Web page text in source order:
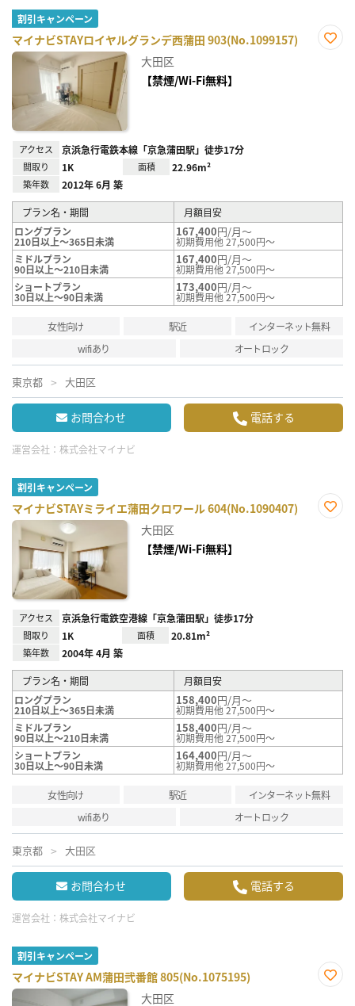
割引キャンペーン
マイナビSTAYロイヤルグランデ西蒲田 903(No.1099157)
大田区
【禁煙/Wi-Fi無料】
アクセス 京浜急行電鉄本線「京急蒲田駅」徒歩17分
間取り 1K 面積 22.96m²
築年数 2012年 6月 築
プラン名・期間
月額目安
ロングプラン
210日以上～365日未満
167,400円/月～
初期費用他 27,500円～
ミドルプラン
90日以上～210日未満
167,400円/月～
初期費用他 27,500円～
ショートプラン
30日以上～90日未満
173,400円/月～
初期費用他 27,500円～
女性向け 駅近
インターネット無料
wifiあり
オートロック
東京都 大田区
お問合わせ 電話する
運営会社： 株式会社マイナビ
割引キャンペーン
マイナビSTAYミライエ蒲田クロワール 604(No.1090407)
大田区
【禁煙/Wi-Fi無料】
アクセス 京浜急行電鉄空港線「京急蒲田駅」徒歩17分
間取り 1K 面積 20.81m²
築年数 2004年 4月 築
プラン名・期間
月額目安
ロングプラン
210日以上～365日未満
158,400円/月～
初期費用他 27,500円～
ミドルプラン
90日以上～210日未満
158,400円/月～
初期費用他 27,500円～
ショートプラン
30日以上～90日未満
164,400円/月～
初期費用他 27,500円～
女性向け 駅近
インターネット無料
wifiあり
オートロック
東京都 大田区
お問合わせ 電話する
運営会社： 株式会社マイナビ
割引キャンペーン
マイナビSTAY AM蒲田弐番館 805(No.1075195)
大田区